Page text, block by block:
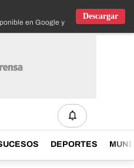
en Google y IOS
Descargar
DEPORTES